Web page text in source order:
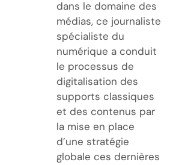
dans le domaine des
médias, ce journaliste
spécialiste du
numérique a conduit
le processus de
digitalisation des
supports classiques
et des contenus par
la mise en place
d’une stratégie
globale ces dernières